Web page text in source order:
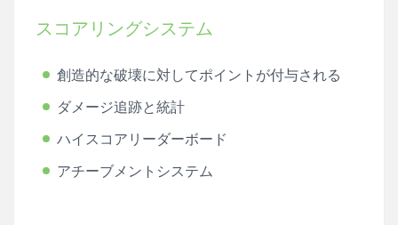
スコアリングシステム
創造的な破壊に対してポイントが付与される
ダメージ追跡と統計
ハイスコアリーダーボード
アチーブメントシステム